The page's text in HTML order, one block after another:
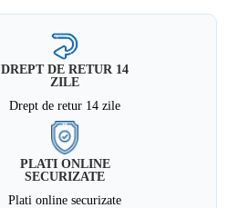
DREPT DE RETUR 14
ZILE
Drept de retur 14 zile
PLATI ONLINE
SECURIZATE
Plati online securizate